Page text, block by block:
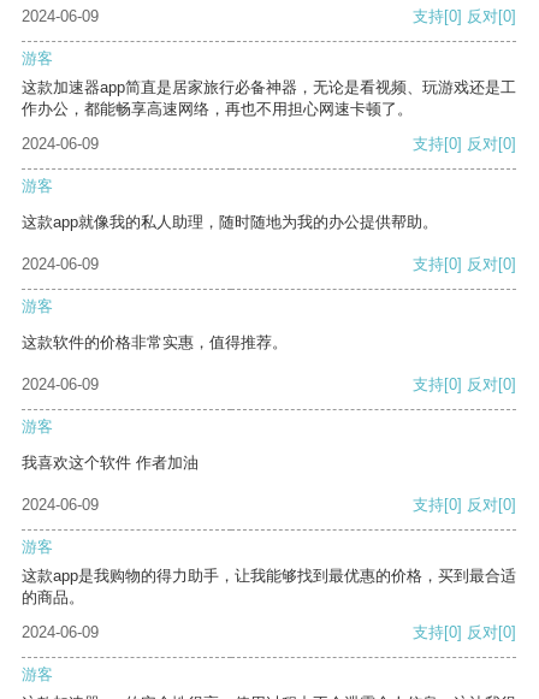
2024-06-09
支持[0] 反对[0]
游客
这款加速器app简直是居家旅行必备神器，无论是看视频、玩游戏还是工
作办公，都能畅享高速网络，再也不用担心网速卡顿了。
2024-06-09
支持[0] 反对[0]
游客
这款app就像我的私人助理，随时随地为我的办公提供帮助。
2024-06-09 支持[0] 反对[0]
游客
这款软件的价格非常实惠，值得推荐。
2024-06-09 支持[0] 反对[0]
游客
我喜欢这个软件 作者加油
2024-06-09 支持[0] 反对[0]
游客
这款app是我购物的得力助手，让我能够找到最优惠的价格，买到最合适
的商品。
2024-06-09
支持[0] 反对[0]
游客